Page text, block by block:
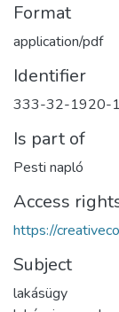
Format
application/pdf
Identifier
333-32-1920-
Is part of
Pesti napló
Access
https://
Subject
lakásügy